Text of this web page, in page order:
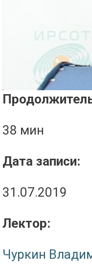
38 мин
Дата записи:
31.07.2019
Лектор:
Чуркин